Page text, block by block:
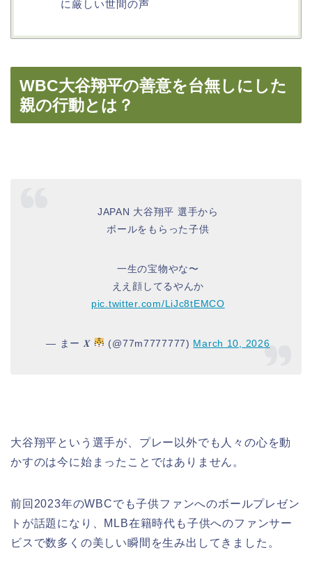
に厳しい世間の声
WBC大谷翔平の善意を台無しにした
親の行動とは？
JAPAN 大谷翔平 選手から
ボールをもらった子供
一生の宝物やな〜
ええ顔してるやんか
pic.twitter.com/LiJc8tEMCO
— まー 𝑿 (@77m7777777) March 10, 2026
大谷翔平という選手が、プレー以外でも人々の心を動
かすのは今に始まったことではありません。
前回2023年のWBCでも子供ファンへのボールプレゼン
トが話題になり、MLB在籍時代も子供へのファンサー
ビスで数多くの美しい瞬間を生み出してきました。